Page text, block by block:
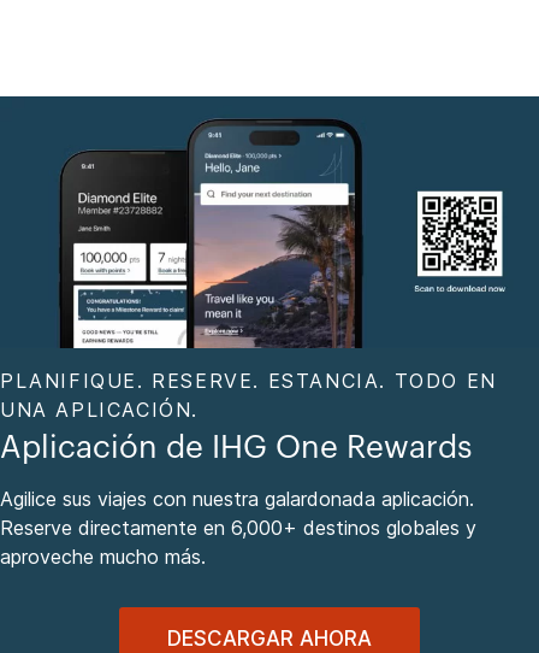
PLANIFIQUE. RESERVE. ESTANCIA. TODO EN
UNA APLICACIÓN.
Aplicación de IHG One Rewards
Agilice sus viajes con nuestra galardonada aplicación.
Reserve directamente en 6,000+ destinos globales y
aproveche mucho más.
DESCARGAR AHORA